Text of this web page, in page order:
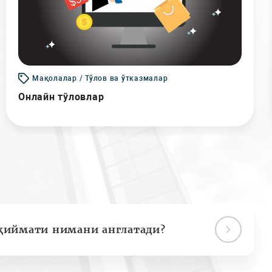
Мақолалар / Тўлов ва ўтказмалар
Онлайн тўловлар
нимани англатади?